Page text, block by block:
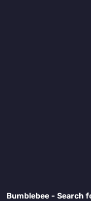
Bumblebee - Search